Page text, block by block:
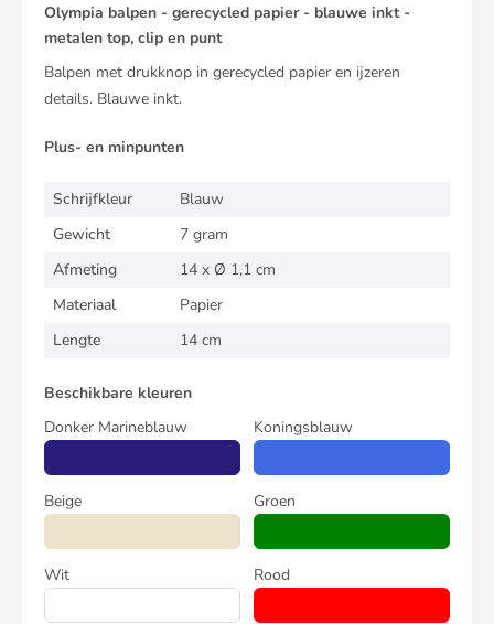
Olympia balpen - gerecycled papier - blauwe inkt -
metalen top, clip en punt
Balpen met drukknop in gerecycled papier en ijzeren
details. Blauwe inkt.
Plus- en minpunten
Schrijfkleur
Blauw
Gewicht
7 gram
Afmeting
14 x Ø 1,1 cm
Materiaal
Papier
Lengte
14 cm
Beschikbare kleuren
Donker Marineblauw
Koningsblauw
Beige Groen
Wit Rood